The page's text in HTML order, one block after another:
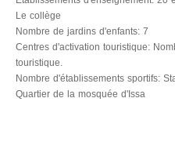
Projets programmés de 2016
Organisation structurelle
Plans fonctionnels
Le collège
Nombre de jardins d'enfants: 7
Centres d'activation touristique:
touristique.
Nombre d'établissements sportifs:
Quartier de la mosquée d'Issa